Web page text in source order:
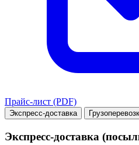
Прайс-лист (PDF)
Экспресс-доставка
Экспресс-доставка